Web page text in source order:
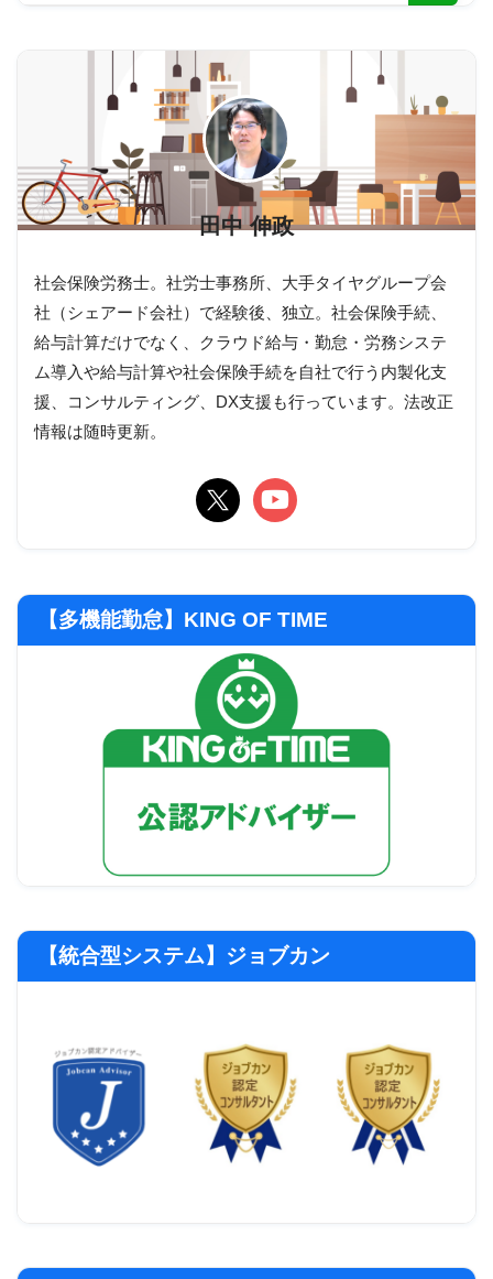
田中 伸政
社会保険労務士。社労士事務所、大手タイヤグループ会
社（シェアード会社）で経験後、独立。社会保険手続、
給与計算だけでなく、クラウド給与・勤怠・労務システ
ム導入や給与計算や社会保険手続を自社で行う内製化支
援、コンサルティング、DX支援も行っています。法改正
情報は随時更新。
【多機能勤怠】KING OF TIME
【統合型システム】ジョブカン